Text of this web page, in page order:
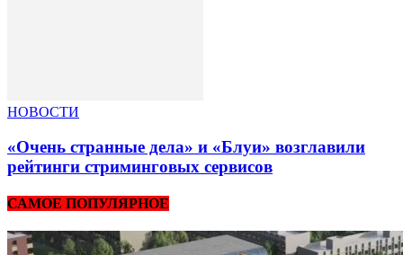
НОВОСТИ
«Очень странные дела» и «Блуи» возглавили
рейтинги стриминговых сервисов
САМОЕ ПОПУЛЯРНОЕ